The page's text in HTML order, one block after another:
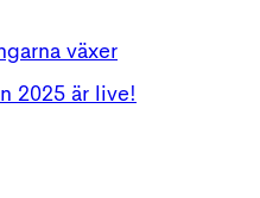
växer
2025 är live!